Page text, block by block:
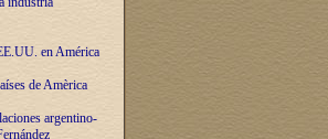
en América
de Amèrica
argentino-